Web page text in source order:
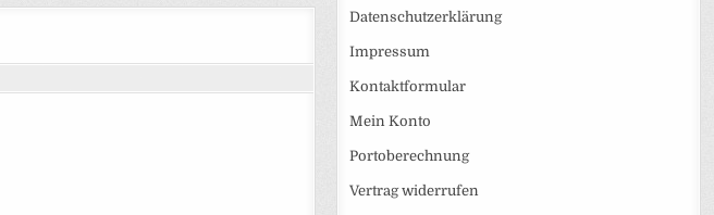
Datenschutzerklärung
Impressum
Kontaktformular
Mein Konto
Portoberechnung
Vertrag widerrufen